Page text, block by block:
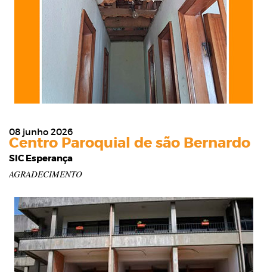
08 junho 2026
Centro Paroquial de são Bernardo
SIC Esperança
AGRADECIMENTO